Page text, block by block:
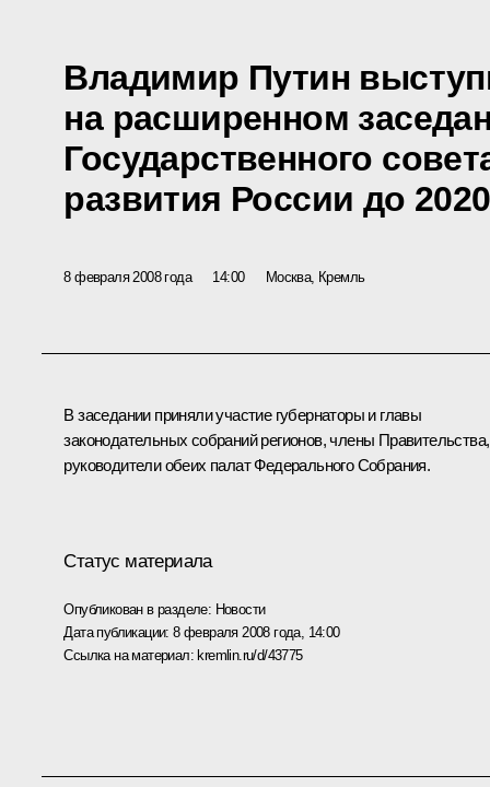
Владимир Путин
на расширенном
Государственного
развития России до
8 февраля 2008 года 14:00 Москва, Кремль
В заседании приняли участие губернаторы и главы
законодательных собраний регионов, члены Правительства,
руководители обеих палат Федерального Собрания.
Статус материала
Опубликован в разделе: Новости
Дата публикации:8 февраля 2008 года, 14:00
Ссылка на материал:kremlin.ru/d/43775